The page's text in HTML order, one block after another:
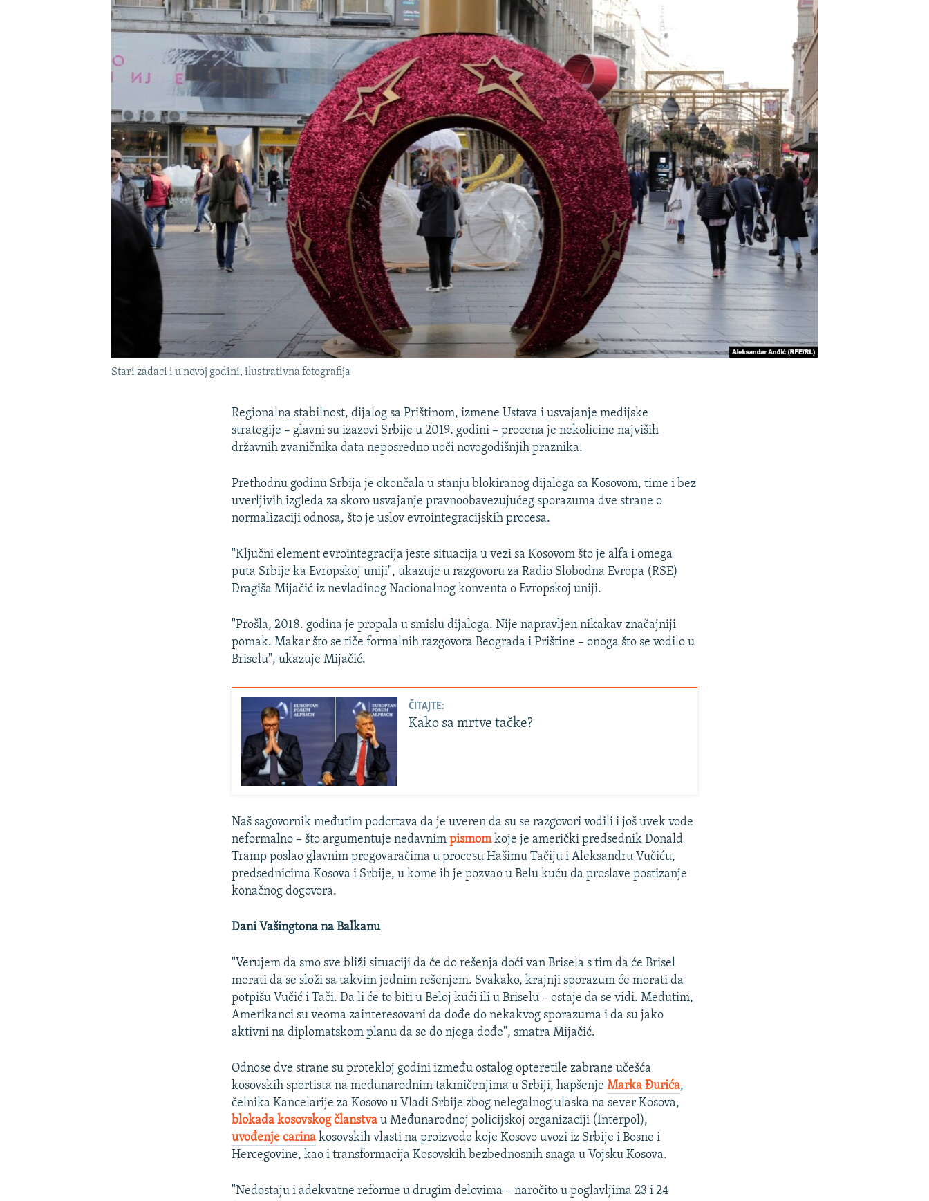
POPLAVE I KLIZIŠTA U BIH 2024.
Stari zadaci i u novoj godini, ilustrativna fotografija
Regionalna stabilnost, dijalog sa Prištinom, izmene Ustava i usvajanje medijske
strategije – glavni su izazovi Srbije u 2019. godini – procena je nekolicine najviših
državnih zvaničnika data neposredno uoči novogodišnjih praznika.
Prethodnu godinu Srbija je okončala u stanju blokiranog dijaloga sa Kosovom, time i bez
uverljivih izgleda za skoro usvajanje pravnoobavezujućeg sporazuma dve strane o
normalizaciji odnosa, što je uslov evrointegracijskih procesa.
"Ključni element evrointegracija jeste situacija u vezi sa Kosovom što je alfa i omega
puta Srbije ka Evropskoj uniji", ukazuje u razgovoru za Radio Slobodna Evropa (RSE)
Dragiša Mijačić iz nevladinog Nacionalnog konventa o Evropskoj uniji.
"Prošla, 2018. godina je propala u smislu dijaloga. Nije napravljen nikakav značajniji
pomak. Makar što se tiče formalnih razgovora Beograda i Prištine – onoga što se vodilo u
Briselu", ukazuje Mijačić.
ČITAJTE:
Kako sa mrtve tačke?
Naš sagovornik međutim podcrtava da je uveren da su se razgovori vodili i još uvek vode
neformalno – što argumentuje nedavnimpismomkoje je američki predsednik Donald
Tramp poslao glavnim pregovaračima u procesu Hašimu Tačiju i Aleksandru Vučiću,
predsednicima Kosova i Srbije, u kome ih je pozvao u Belu kuću da proslave postizanje
konačnog dogovora.
Dani Vašingtona na Balkanu
"Verujem da smo sve bliži situaciji da će do rešenja doći van Brisela s tim da će Brisel
morati da se složi sa takvim jednim rešenjem. Svakako, krajnji sporazum će morati da
potpišu Vučić i Tači. Da li će to biti u Beloj kući ili u Briselu – ostaje da se vidi. Međutim,
Amerikanci su veoma zainteresovani da dođe do nekakvog sporazuma i da su jako
aktivni na diplomatskom planu da se do njega dođe", smatra Mijačić.
Odnose dve strane su protekloj godini između ostalog opteretile zabrane učešća
kosovskih sportista na međunarodnim takmičenjima u Srbiji, hapšenjeMarka Đurića,
čelnika Kancelarije za Kosovo u Vladi Srbije zbog nelegalnog ulaska na sever Kosova,
blokada kosovskog članstva u Međunarodnoj policijskoj organizaciji (Interpol),
uvođenje carina kosovskih vlasti na proizvode koje Kosovo uvozi iz Srbije i Bosne i
Hercegovine, kao i transformacija Kosovskih bezbednosnih snaga u Vojsku Kosova.
"Nedostaju i adekvatne reforme u drugim delovima – naročito u poglavljima 23 i 24